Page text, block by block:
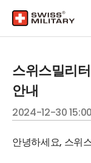
스위스밀리
안내
2024-12-30
안녕하세요, 스위